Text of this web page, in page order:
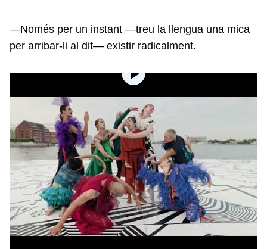
—Només per un instant —treu la llengua una mica
per arribar-li al dit— existir radicalment.